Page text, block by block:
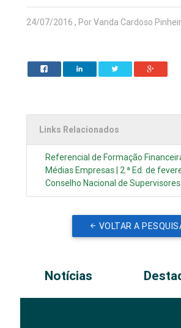
24/07/2016 , Por Vanda Cardoso
Links Relacionados
Referencial de Formação
Médias Empresas | 2.ª Ed. de
Conselho Nacional de Supervisores
VOLTAR A
Notícias